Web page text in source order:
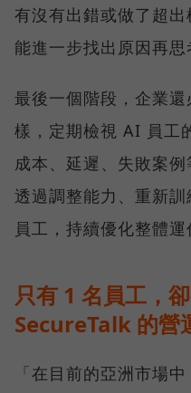
有沒有出錯或做了超
能進一步找出原因再思
最後一個階段，企業
樣，定期檢視 AI 員工
成本、延遲、失敗案
透過調整能力、重新
員工，持續優化整體運
只有 1 名員工，
SecureTalk 的營
「在目前的亞洲市場